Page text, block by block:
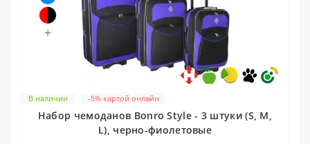
В наличии
+
-5% картой онлайн
Набор чемоданов Bonro Style - 3 штуки (S, M,
L), черно-фиолетовые